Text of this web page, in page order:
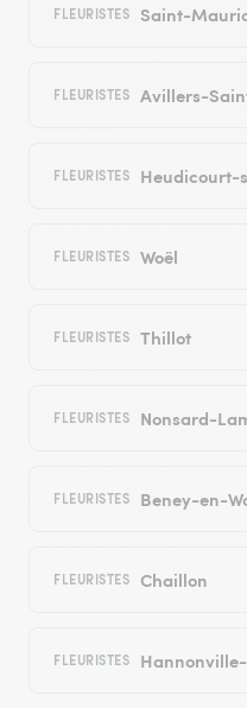
FLEURISTES Saint-
FLEURISTES Avillers-
FLEURISTES Heudicourt-
FLEURISTES Woël
FLEURISTES Thillot
FLEURISTES Nonsard-
FLEURISTES Beney-en-
FLEURISTES Chaillon
FLEURISTES